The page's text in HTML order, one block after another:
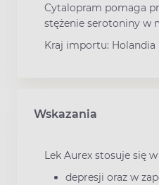
Cytalopram pomaga
stężenie serotoniny w
Kraj importu: Holandia
Wskazania
Lek Aurex stosuje się
depresji oraz w